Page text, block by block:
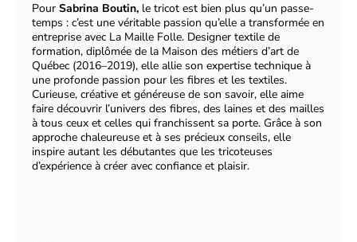
Pour Sabrina Boutin, le tricot est bien plus qu’un passe-
temps : c’est une véritable passion qu’elle a transformée en
entreprise avec La Maille Folle. Designer textile de
formation, diplômée de la Maison des métiers d’art de
Québec (2016–2019), elle allie son expertise technique à
une profonde passion pour les fibres et les textiles.
Curieuse, créative et généreuse de son savoir, elle aime
faire découvrir l’univers des fibres, des laines et des mailles
à tous ceux et celles qui franchissent sa porte. Grâce à son
approche chaleureuse et à ses précieux conseils, elle
inspire autant les débutantes que les tricoteuses
d’expérience à créer avec confiance et plaisir.